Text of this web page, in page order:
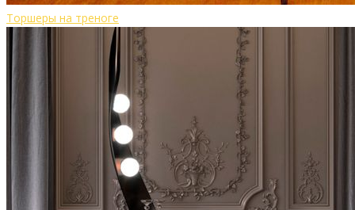
Торшеры на треноге